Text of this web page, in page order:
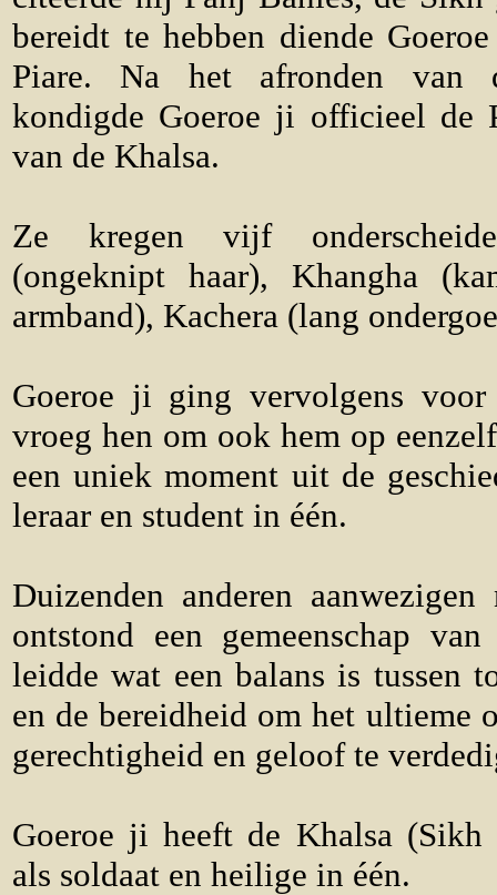
bereidt te hebben diende
Piare. Na het afronden van
kondigde Goeroe ji officieel de
van de Khalsa.
Ze kregen vijf
(ongeknipt haar), Khangha
armband), Kachera (lang
Goeroe ji ging vervolgens
vroeg hen om ook hem op
een uniek moment uit de
leraar en student in één.
Duizenden anderen
ontstond een gemeenschap
leidde wat een balans is tussen
en de bereidheid om het ultieme
gerechtigheid en geloof te
Goeroe ji heeft de Khalsa (Sikh
als soldaat en heilige in één.